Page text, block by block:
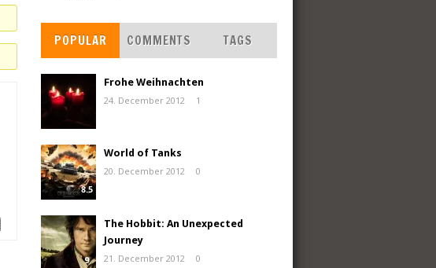
POPULAR COMMENTS TAGS
Frohe Weihnachten
24. December 2012
1
8.5
World of Tanks
20. December 2012
0
9
The Hobbit: An Unexpected
Journey
21. December 2012
0